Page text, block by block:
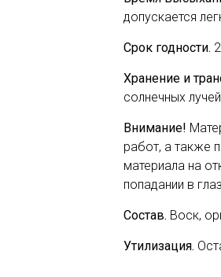
допускается
Срок годности.
Хранение и
солнечных
Внимание!
работ, а также
материала на
попадании в
Состав. Воск,
Утилизация.